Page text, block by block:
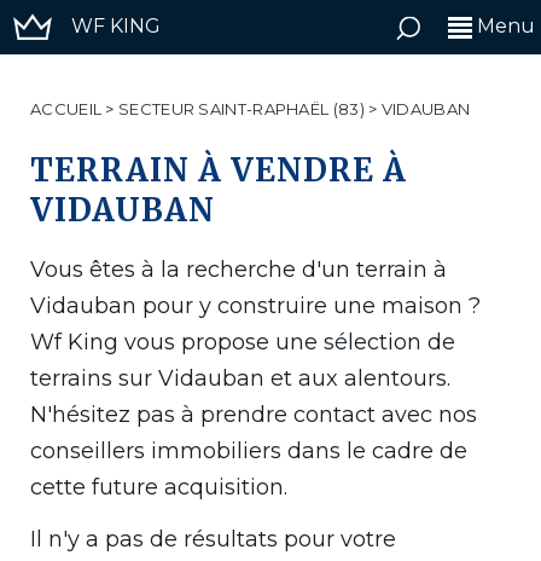
WF KING Menu
ACCUEIL > SECTEUR SAINT-RAPHAËL (83) > VIDAUBAN
TERRAIN À VENDRE À
VIDAUBAN
Vous êtes à la recherche d'un terrain à
Vidauban pour y construire une maison ?
Wf King vous propose une sélection de
terrains sur Vidauban et aux alentours.
N'hésitez pas à prendre contact avec nos
conseillers immobiliers dans le cadre de
cette future acquisition.
Il n'y a pas de résultats pour votre